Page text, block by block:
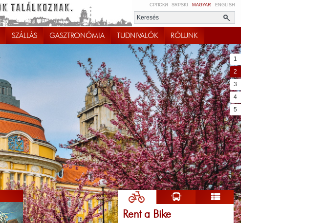
СРПСКИ SRPSKI MAGYAR ENGLISH
SZÁLLÁS GASZTRONÓMIA TUDNIVALÓK RÓLUNK
1
2
3
4
5
Rent a Bike